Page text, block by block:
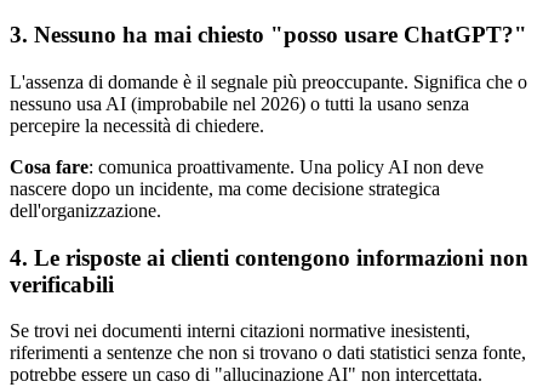
3. Nessuno ha mai chiesto "posso usare ChatGPT?"
L'assenza di domande è il segnale più preoccupante. Significa che o
nessuno usa AI (improbabile nel 2026) o tutti la usano senza
percepire la necessità di chiedere.
Cosa fare: comunica proattivamente. Una policy AI non deve
nascere dopo un incidente, ma come decisione strategica
dell'organizzazione.
4. Le risposte ai clienti contengono informazioni non
verificabili
Se trovi nei documenti interni citazioni normative inesistenti,
riferimenti a sentenze che non si trovano o dati statistici senza fonte,
potrebbe essere un caso di "allucinazione AI" non intercettata.